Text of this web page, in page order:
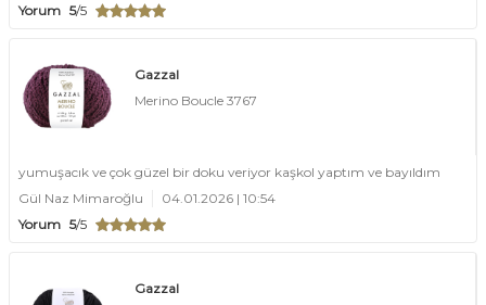
Yorum 5/5
Gazzal
Merino Boucle 3767
yumuşacık ve çok güzel bir doku veriyor kaşkol yaptım ve bayıldım
Gül Naz Mimaroğlu
04.01.2026 | 10:54
Yorum 5/5
Gazzal